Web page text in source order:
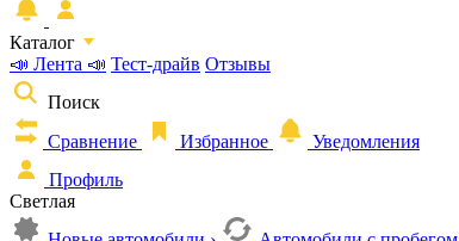
Каталог
📣 Лента 📣 Тест-драйв Отзывы
Поиск
Сравнение
Избранное
Уведомления
Профиль
Светлая